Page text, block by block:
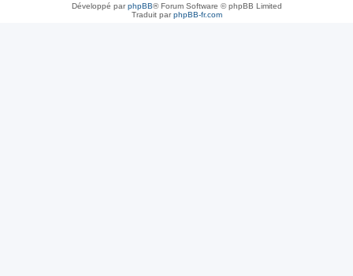
Développé parphpBB® Forum Software © phpBB Limited
Traduit parphpBB-fr.com